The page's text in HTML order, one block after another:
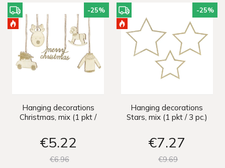
-25%
Hanging decorations
Christmas, mix (1 pkt /
€5 22
€696
-25%
Hanging decorations
Stars, mix (1 pkt / 3 pc.)
€7 27
€969